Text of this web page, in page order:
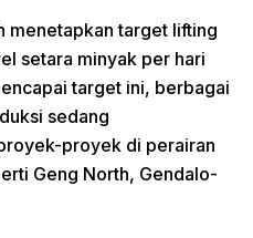
menetapkan target lifting
setara minyak per hari
target ini, berbagai
sedang
proyek di perairan
Geng North, Gendalo-